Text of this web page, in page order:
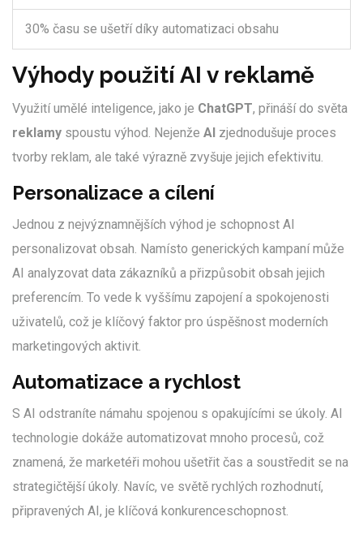
30% času se ušetří díky automatizaci obsahu
Výhody použití AI v reklamě
Využití umělé inteligence, jako je ChatGPT, přináší do světa
reklamy spoustu výhod. Nejenže AI zjednodušuje proces
tvorby reklam, ale také výrazně zvyšuje jejich efektivitu.
Personalizace a cílení
Jednou z nejvýznamnějších výhod je schopnost AI
personalizovat obsah. Namísto generických kampaní může
AI analyzovat data zákazníků a přizpůsobit obsah jejich
preferencím. To vede k vyššímu zapojení a spokojenosti
uživatelů, což je klíčový faktor pro úspěšnost moderních
marketingových aktivit.
Automatizace a rychlost
S AI odstraníte námahu spojenou s opakujícími se úkoly. AI
technologie dokáže automatizovat mnoho procesů, což
znamená, že marketéři mohou ušetřit čas a soustředit se na
strategičtější úkoly. Navíc, ve světě rychlých rozhodnutí,
připravených AI, je klíčová konkurenceschopnost.